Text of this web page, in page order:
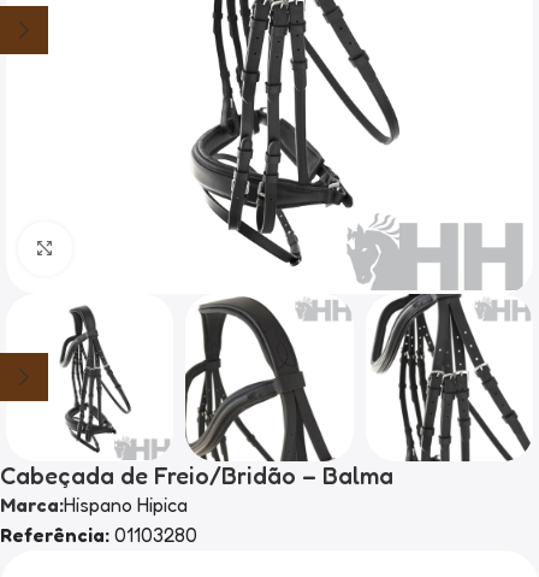
Cabeçada de Freio/Bridão – Balma
Marca:Hispano Hipica
Referência: 01103280